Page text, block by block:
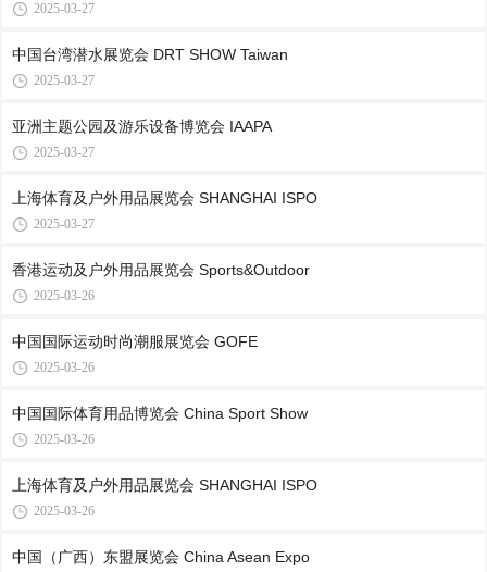
2025-03-27
中国台湾潜水展览会 DRT SHOW Taiwan
2025-03-27
亚洲主题公园及游乐设备博览会 IAAPA
2025-03-27
上海体育及户外用品展览会 SHANGHAI ISPO
2025-03-27
香港运动及户外用品展览会 Sports&Outdoor
2025-03-26
中国国际运动时尚潮服展览会 GOFE
2025-03-26
中国国际体育用品博览会 China Sport Show
2025-03-26
上海体育及户外用品展览会 SHANGHAI ISPO
2025-03-26
中国（广西）东盟展览会 China Asean Expo